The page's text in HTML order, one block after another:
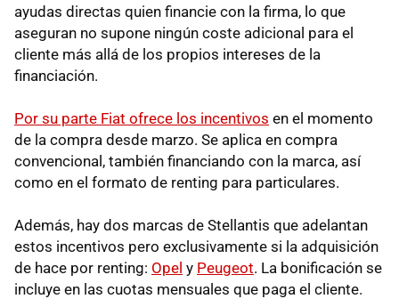
ayudas directas quien financie con la firma, lo que
aseguran no supone ningún coste adicional para el
cliente más allá de los propios intereses de la
financiación.
Por su parte Fiat ofrece los incentivos en el momento
de la compra desde marzo. Se aplica en compra
convencional, también financiando con la marca, así
como en el formato de renting para particulares.
Además, hay dos marcas de Stellantis que adelantan
estos incentivos pero exclusivamente si la adquisición
de hace por renting: Opel y Peugeot. La bonificación se
incluye en las cuotas mensuales que paga el cliente.